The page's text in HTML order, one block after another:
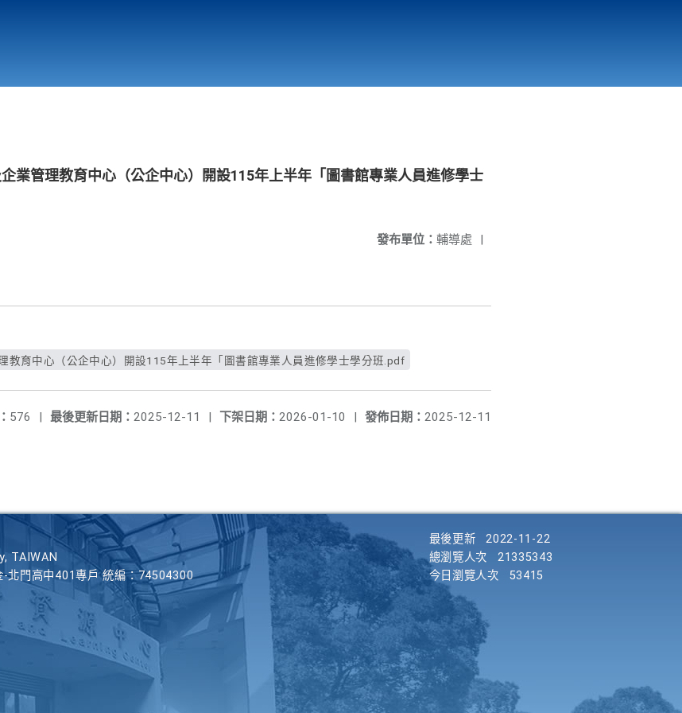
業管理教育中心（公企中心）開設115年上半年「圖書館專業人員進修學士
發布單位： 輔導處 |
教育中心（公企中心）開設115年上半年「圖書館專業人員進修學士學分班.pdf
發佈日期： 2025-12-11
下架日期： 2026-01-10 |
最後更新日期： 2025-12-11 |
576 |
TAIWAN
北門高中401專戶 統編：74504300
最後更新
2022-11-22
總瀏覽人次
21335343
今日瀏覽人次
53415